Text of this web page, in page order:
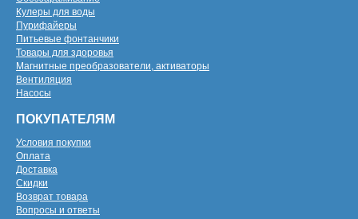
Кулеры для воды
Пурифайеры
Питьевые фонтанчики
Товары для здоровья
Магнитные преобразователи, активаторы
Вентиляция
Насосы
ПОКУПАТЕЛЯМ
Условия покупки
Оплата
Доставка
Скидки
Возврат товара
Вопросы и ответы